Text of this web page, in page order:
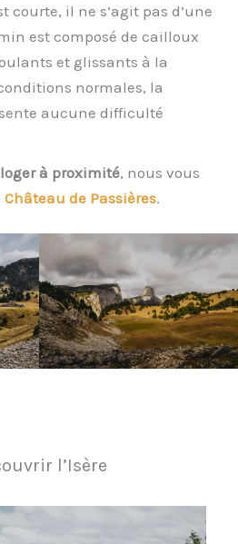
courte, il ne s’agit pas d’une
est composé de cailloux
et glissants à la
normales, la
aucune difficulté
loger à proximité, nous vous
Château de Passières.
l’Isère